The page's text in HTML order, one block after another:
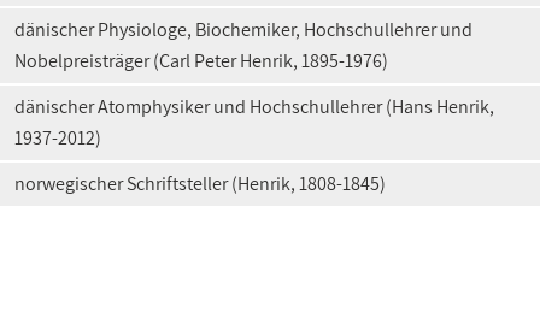
dänischer Physiologe, Biochemiker, Hochschullehrer und
Nobelpreisträger (Carl Peter Henrik, 1895-1976)
dänischer Atomphysiker und Hochschullehrer (Hans Henrik,
1937-2012)
norwegischer Schriftsteller (Henrik, 1808-1845)